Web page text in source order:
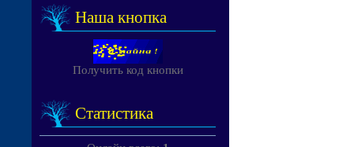
Наша кнопка
Получить код кнопки
Статистика